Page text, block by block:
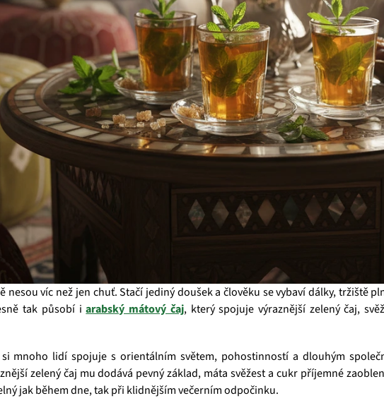
nesou víc než jen chuť. Stačí jediný doušek a člověku se vybaví dálky, tržiště
tak působí iarabský mátový čaj, který spojuje výraznější zelený čaj,
mnoho lidí spojuje s orientálním světem, pohostinností a dlouhým
zelený čaj mu dodává pevný základ, máta svěžest a cukr příjemné
jak během dne, tak při klidnějším večerním odpočinku.